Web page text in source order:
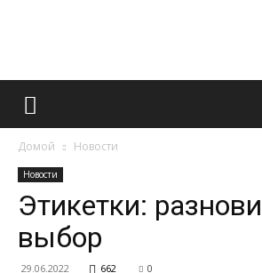
Домой Новости
Новости
Этикетки:
выбор
29.06.2022 662 0